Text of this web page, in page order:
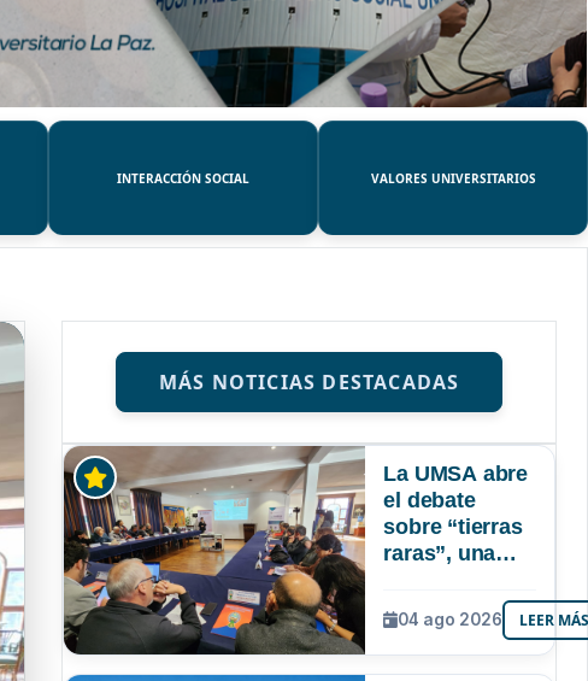
INTERACCIÓN SOCIAL VALORES UNIVERSITARIOS
MÁS NOTICIAS DESTACADAS
La UMSA abre
el debate
sobre “tierras
raras”, una
mineral que
Bolivia aún no
explora ni
04 ago 2026 LEER